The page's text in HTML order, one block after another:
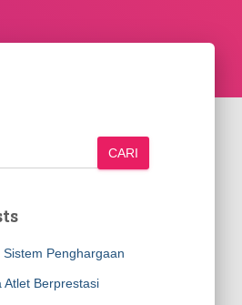
CARI
Penghargaan
Atlet Berprestasi